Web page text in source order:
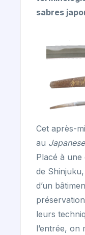
sabres
Cet après-
au
Placé à une
de
d’un
leurs
l’entrée, on